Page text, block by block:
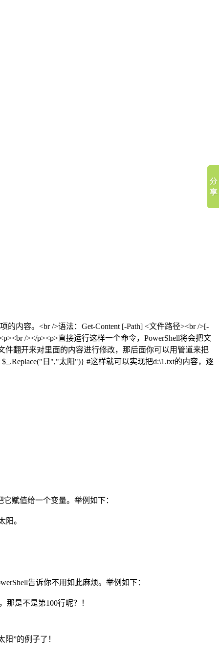
内容。<br />语法：Get-Content [-Path] <文件路径><br />[-
/></p><p>直接运行这样一个命令，PowerShell将会把文
翻开来对里面的内容进行修改，那后面你可以用管道来把
日","太阳")} #这样就可以实现把d:\1.txt的内容，逐
赋值给一个变量。举例如下：
阳。
告诉你不用如此麻烦。举例如下：
是不是第100行呢？！
”的例子了！